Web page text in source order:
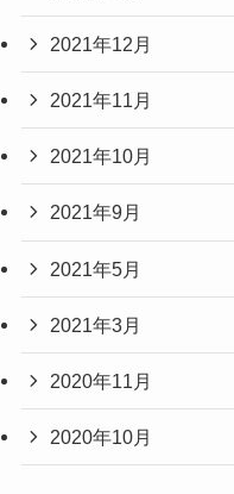
2021年12月
2021年11月
2021年10月
2021年9月
2021年5月
2021年3月
2020年11月
2020年10月